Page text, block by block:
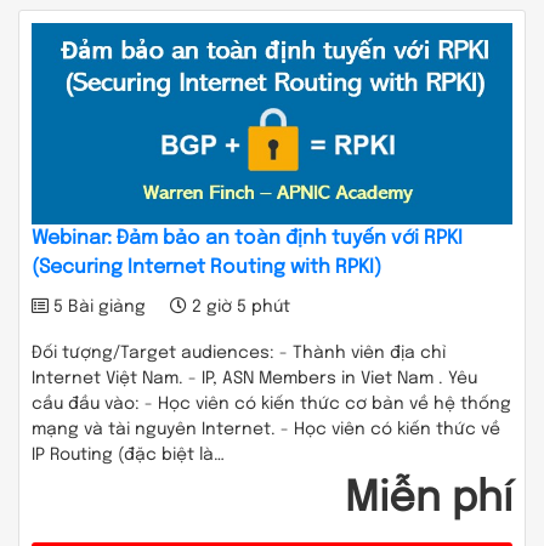
Webinar: Đảm bảo an toàn định tuyến với RPKI
(Securing Internet Routing with RPKI)
5 Bài giảng 2 giờ 5 phút
Đối tượng/Target audiences: - Thành viên địa chỉ
Internet Việt Nam. - IP, ASN Members in Viet Nam . Yêu
cầu đầu vào: - Học viên có kiến thức cơ bản về hệ thống
mạng và tài nguyên Internet. - Học viên có kiến thức về
IP Routing (đặc biệt là…
Miễn phí